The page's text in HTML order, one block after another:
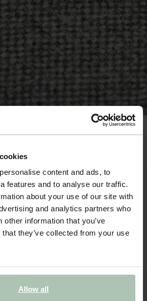
content and ads, to
features and to analyse our traffic.
about your use of our site with
and analytics partners who
other information that you’ve
they’ve collected from your use
Allow all
AJOUTER AU PANIER